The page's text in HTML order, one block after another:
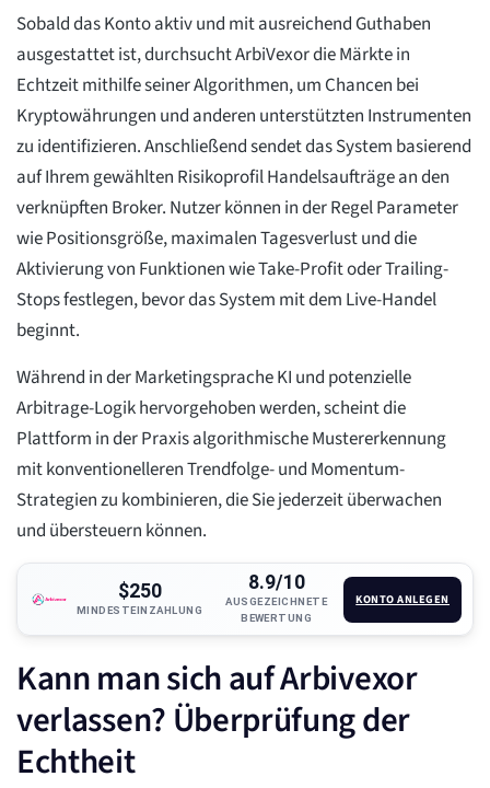
Sobald das Konto aktiv und mit ausreichend Guthaben
ausgestattet ist, durchsucht ArbiVexor die Märkte in
Echtzeit mithilfe seiner Algorithmen, um Chancen bei
Kryptowährungen und anderen unterstützten Instrumenten
zu identifizieren. Anschließend sendet das System basierend
auf Ihrem gewählten Risikoprofil Handelsaufträge an den
verknüpften Broker. Nutzer können in der Regel Parameter
wie Positionsgröße, maximalen Tagesverlust und die
Aktivierung von Funktionen wie Take-Profit oder Trailing-
Stops festlegen, bevor das System mit dem Live-Handel
beginnt.
Während in der Marketingsprache KI und potenzielle
Arbitrage-Logik hervorgehoben werden, scheint die
Plattform in der Praxis algorithmische Mustererkennung
mit konventionelleren Trendfolge- und Momentum-
Strategien zu kombinieren, die Sie jederzeit überwachen
und übersteuern können.
$250
MINDESTEINZAHLUNG
8.9/10
AUSGEZEICHNETE
BEWERTUNG
KONTO ANLEGEN
Kann man sich auf Arbivexor
verlassen? Überprüfung der
Echtheit